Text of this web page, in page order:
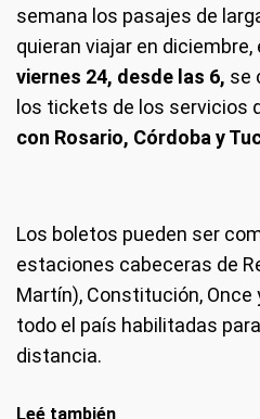
semana los pasajes de
quieran viajar en diciembre,
viernes 24, desde las 6, se
los tickets de los servicios
con Rosario, Córdoba y
Los boletos pueden ser
estaciones cabeceras de
Martín), Constitución,
todo el país habilitadas
distancia.
Leé también